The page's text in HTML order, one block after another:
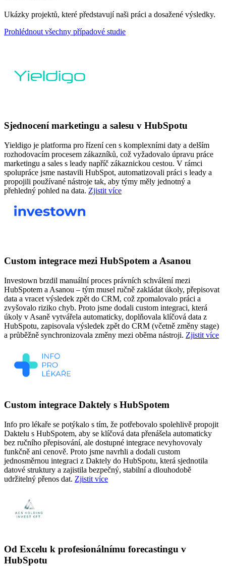
Ukázky projektů, které představují naši práci a dosažené výsledky.
Prohlédnout všechny případové studie
Sjednocení marketingu a salesu v HubSpotu
Yieldigo je platforma pro řízení cen s komplexními daty a delším
rozhodovacím procesem zákazníků, což vyžadovalo úpravu práce
marketingu a sales s leady napříč zákaznickou cestou. V rámci
spolupráce jsme nastavili HubSpot, automatizovali práci s leady a
propojili používané nástroje tak, aby týmy měly jednotný a
přehledný pohled na data. Zjistit více
Custom integrace mezi HubSpotem a Asanou
Investown brzdil manuální proces právních schválení mezi
HubSpotem a Asanou – tým musel ručně zakládat úkoly, přepisovat
data a vracet výsledek zpět do CRM, což zpomalovalo práci a
zvyšovalo riziko chyb. Proto jsme dodali custom integraci, která
úkoly v Asaně vytvářela automaticky, doplňovala klíčová data z
HubSpotu, zapisovala výsledek zpět do CRM (včetně změny stage)
a průběžně synchronizovala změny mezi oběma nástroji. Zjistit více
Custom integrace Daktely s HubSpotem
Info pro lékaře se potýkalo s tím, že potřebovalo spolehlivě propojit
Daktelu s HubSpotem, aby se klíčová data přenášela automaticky
bez ručního přepisování, ale dostupné integrace nevyhovovaly
funkčně ani cenově. Proto jsme navrhli a dodali custom
jednosměrnou integraci z Daktely do HubSpotu, která sjednotila
datové struktury a zajistila bezpečný, stabilní a dlouhodobě
udržitelný přenos dat. Zjistit více
Od Excelu k profesionálnímu forecastingu v
HubSpotu